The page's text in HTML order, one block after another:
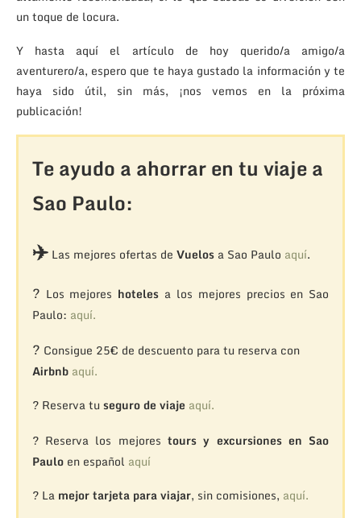
un toque de locura.
Y hasta aquí el artículo de hoy querido/a amigo/a
aventurero/a, espero que te haya gustado la información y te
haya sido útil, sin más, ¡nos vemos en la próxima
publicación!
Te ayudo a ahorrar en tu viaje a
Sao Paulo:
✈️Las mejores ofertas de Vuelosa Sao Paulo aquí.
? Los mejores hoteles a los mejores precios en Sao
Paulo: aquí.
? Consigue 25€ de descuento para tu reserva con
Airbnb aquí.
? Reserva tu seguro de viaje aquí.
? Reserva los mejorestours y excursiones en Sao
Pauloen español aquí
? La mejor tarjeta para viajar, sin comisiones, aquí.